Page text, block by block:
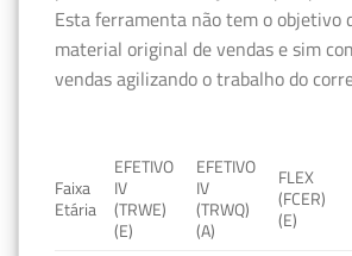
Esta ferramenta não tem o objetivo
material original de vendas e sim
vendas agilizando o trabalho do
Faixa
Etária
EFETIVO
IV
(TRWE)
(E)
EFETIVO
IV
(TRWQ)
(A)
FLEX
(FCER)
(E)